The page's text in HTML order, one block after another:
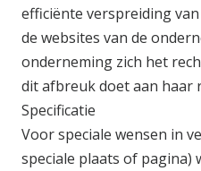
efficiënte verspreiding
de websites van de
onderneming zich het
dit afbreuk doet aan haar
Specificatie
Voor speciale wensen in
speciale plaats of